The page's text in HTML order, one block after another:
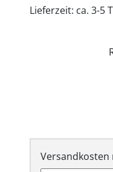
Lieferzeit: ca. 3-5
Versandkosten